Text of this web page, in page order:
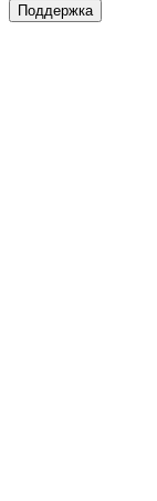
Поддержка